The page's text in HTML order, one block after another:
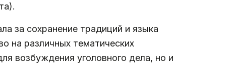
за сохранение традиций и языка
на различных тематических
возбуждения уголовного дела, но и